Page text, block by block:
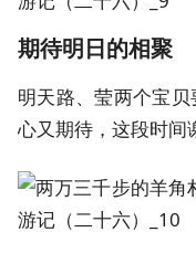
期待明日的相聚
明天路、莹两个宝
心又期待，这段时间